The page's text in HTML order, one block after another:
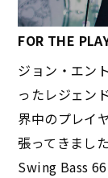
FOR THE
ジョン・エン
ったレジェン
界中のプレイ
張ってきまし
Swing Bass